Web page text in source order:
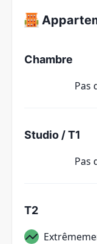
Chambre
Pas
Studio / T1
Pas
T2